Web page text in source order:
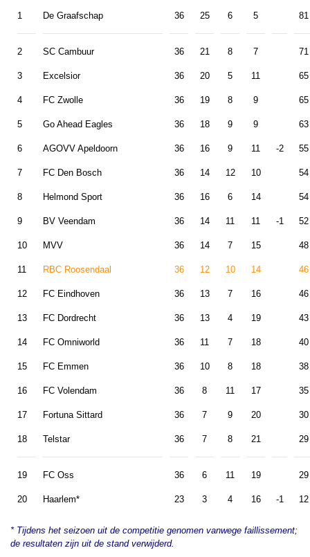
1
2
3
4
5
6
7
8
9
10
11
12
13
14
15
16
17
18
19
20
De Graafschap
SC Cambuur
Excelsior
FC Zwolle
Go Ahead Eagles
AGOVV Apeldoorn
FC Den Bosch
Helmond Sport
BV Veendam
MVV
RBC Roosendaal
FC Eindhoven
FC Dordrecht
FC Omniworld
FC Emmen
FC Volendam
Fortuna Sittard
Telstar
FC Oss
Haarlem*
36
36
36
36
36
36
36
36
36
36
36
36
36
36
36
36
36
36
36
23
25
21
20
19
18
16
14
16
14
14
12
13
13
11
10
8
7
7
6
3
6
8
5
8
9
9
12
6
11
7
10
7
4
7
8
11
9
8
11
4
5
7
11
9
9
11
10
14
11
15
14
16
19
18
18
17
20
21
19
16
-2
-1
-1
81
71
65
65
63
55
54
54
52
48
46
46
43
40
38
35
30
29
29
12
* Tijdens het seizoen uit de competitie genomen vanwege faillissement;
de resultaten zijn uit de stand verwijderd.